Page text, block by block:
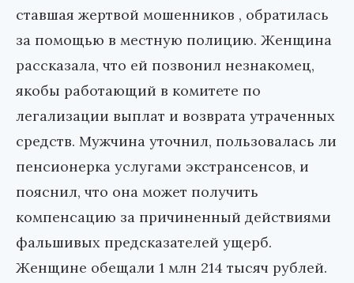
ставшая жертвой мошенников , обратилась
за помощью в местную полицию. Женщина
рассказала, что ей позвонил незнакомец,
якобы работающий в комитете по
легализации выплат и возврата утраченных
средств. Мужчина уточнил, пользовалась ли
пенсионерка услугами экстрансенсов, и
пояснил, что она может получить
компенсацию за причиненный действиями
фальшивых предсказателей ущерб.
Женщине обещали 1 млн 214 тысяч рублей.